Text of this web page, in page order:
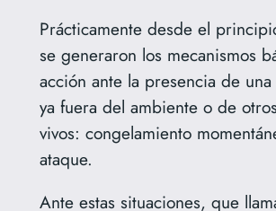
Prácticamente desde el
se generaron los mecanismos
acción ante la presencia de
ya fuera del ambiente o de
vivos: congelamiento
ataque.
Ante estas situaciones, que